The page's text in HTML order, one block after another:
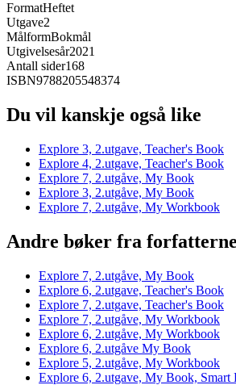
FormatHeftet
Utgave2
MålformBokmål
Utgivelsesår2021
Antall sider168
ISBN9788205548374
Du vil kanskje også like
Explore 3, 2.utgave, Teacher's Book
Explore 4, 2.utgave, Teacher's Book
Explore 7, 2.utgåve, My Book
Explore 3, 2.utgåve, My Book
Explore 7, 2.utgåve, My Workbook
Andre bøker fra forfatterne
Explore 7, 2.utgåve, My Book
Explore 6, 2.utgave, Teacher's Book
Explore 7, 2.utgave, Teacher's Book
Explore 7, 2.utgåve, My Workbook
Explore 6, 2.utgåve, My Workbook
Explore 6, 2.utgåve My Book
Explore 5, 2.utgåve, My Workbook
Explore 6, 2.utgave, My Book, Smart